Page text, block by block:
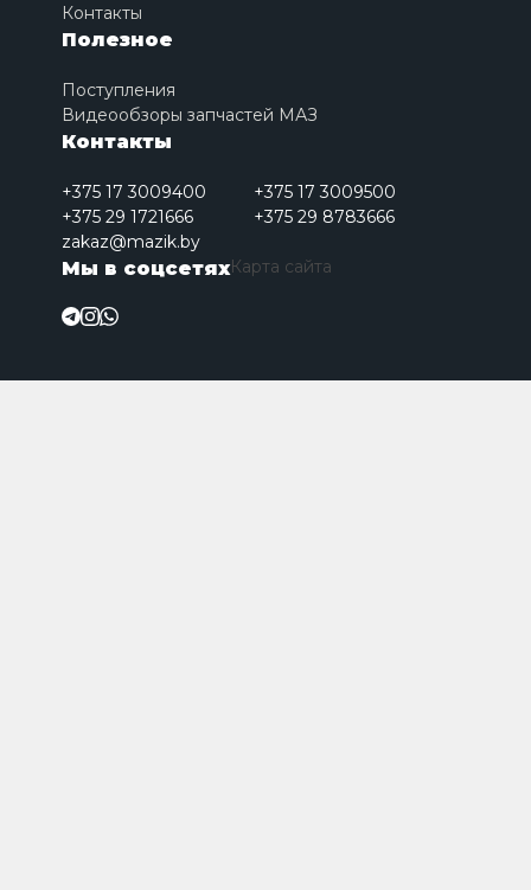
Контакты
Полезное
Поступления
Видеообзоры запчастей МАЗ
Контакты
+375 17 3009400
+375 17 3009500
+375 29 1721666
+375 29 8783666
zakaz@mazik.by
Мы в соцсетяхКарта сайта